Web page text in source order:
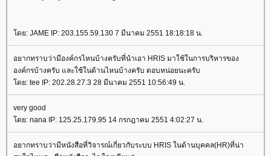
ดย: JAME IP: 203.155.59.130 7 มีนาคม 2551 18:18:18 น.
อยากทราบว่ามีองค์กรไหนบ้างครับที่นำเอา HRIS มาใช้ในการบริหารของ
องค์กรบ้างครับ และใช้ในด้านไหนบ้างครับ ตอบหน่อยนะครับ
ดย: tee IP: 202.28.27.3 28 มีนาคม 2551 10:56:49 น.
very good
ดย: nana IP: 125.25.179.95 14 กรกฎาคม 2551 4:02:27 น.
อยากทราบว่ามีหนังสือที่วิจารณ์เกี่ยวกับระบบ HRIS ในด้านบุคคล(HR)ที่น่า